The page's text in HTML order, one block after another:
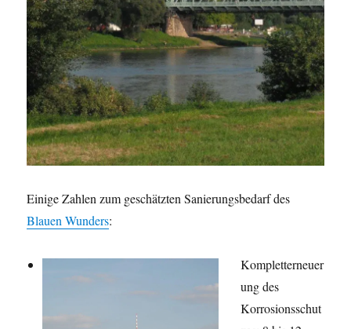
Einige Zahlen zum geschätzten Sanierungsbedarf des
Blauen Wunders:
Kompletterneuer
ung des
Korrosionsschut